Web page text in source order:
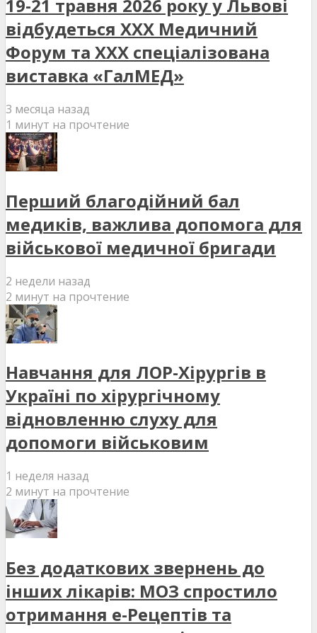
19-21 травня 2026 року у Львові
відбудеться XXX Медичний
Форум та XXX спеціалізована
виставка «ГалМЕД»
3 месяца назад
1 минут на прочтение
Перший благодійний бал
медиків, важлива допомога для
військової медичної бригади
2 недели назад
2 минут на прочтение
Навчання для ЛОР-Хірургів в
Україні по хірургічному
відновленню слуху для
допомоги військовим
1 неделя назад
2 минут на прочтение
Без додаткових звернень до
інших лікарів: МОЗ спростило
отримання е-Рецептів та